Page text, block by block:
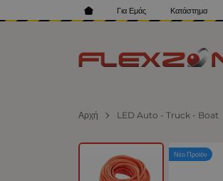
Για Εμάς Κατάστημα
Αρχή LED Auto - Truck - Boat
Νέο Προϊόν